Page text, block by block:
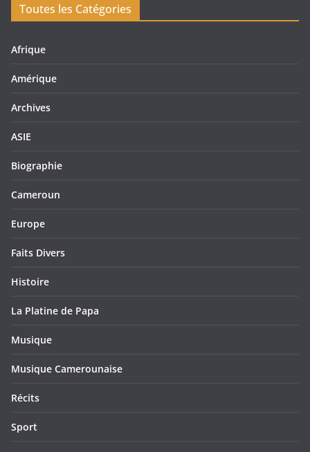
Toutes les Catégories
Afrique
Amérique
Archives
ASIE
Biographie
Cameroun
Europe
Faits Divers
Histoire
La Platine de Papa
Musique
Musique Camerounaise
Récits
Sport